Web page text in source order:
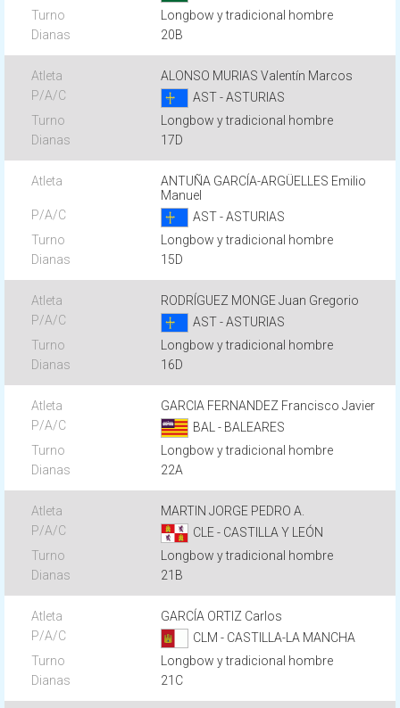
Longbow y tradicional hombre
20B
ALONSO MURIAS Valentín Marcos
AST - ASTURIAS
Longbow y tradicional hombre
17D
ANTUÑA GARCÍA-ARGÜELLES Emilio
Manuel
AST - ASTURIAS
Longbow y tradicional hombre
15D
RODRÍGUEZ MONGE Juan Gregorio
AST - ASTURIAS
Longbow y tradicional hombre
16D
GARCIA FERNANDEZ Francisco Javier
BAL - BALEARES
Longbow y tradicional hombre
22A
MARTIN JORGE PEDRO A.
CLE - CASTILLA Y LEÓN
Longbow y tradicional hombre
21B
GARCÍA ORTIZ Carlos
CLM - CASTILLA-LA MANCHA
Longbow y tradicional hombre
21C